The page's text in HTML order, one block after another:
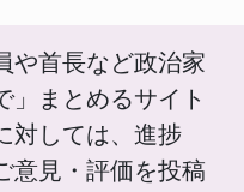
や首長など政治家
」まとめるサイト
対しては、進捗
意見・評価を投稿